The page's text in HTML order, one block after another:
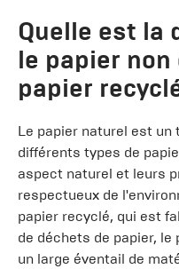
Quelle est la
le papier
papier
Le papier naturel est un
différents types de
aspect naturel et leurs
respectueux de
papier recyclé, qui est
de déchets de papier, le
un large éventail de